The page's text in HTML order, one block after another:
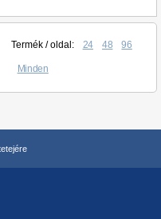
Termék / oldal: 24 48 96
Minden